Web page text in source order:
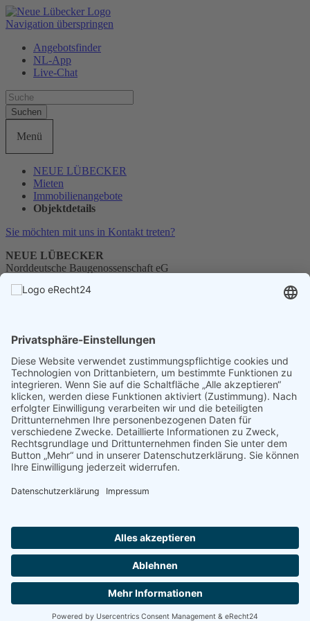
Navigation überspringen
Angebotsfinder
NL-App
Live-Chat
Suchen
Menü
NEUE LÜBECKER
Mieten
Immobilienangebote
Objektdetails
Sie möchten mit uns in Kontakt treten?
NEUE LÜBECKER
Norddeutsche Baugenossenschaft eG
Telefon0451 1405-0
Datenschutz Impressum Barrierefreiheit